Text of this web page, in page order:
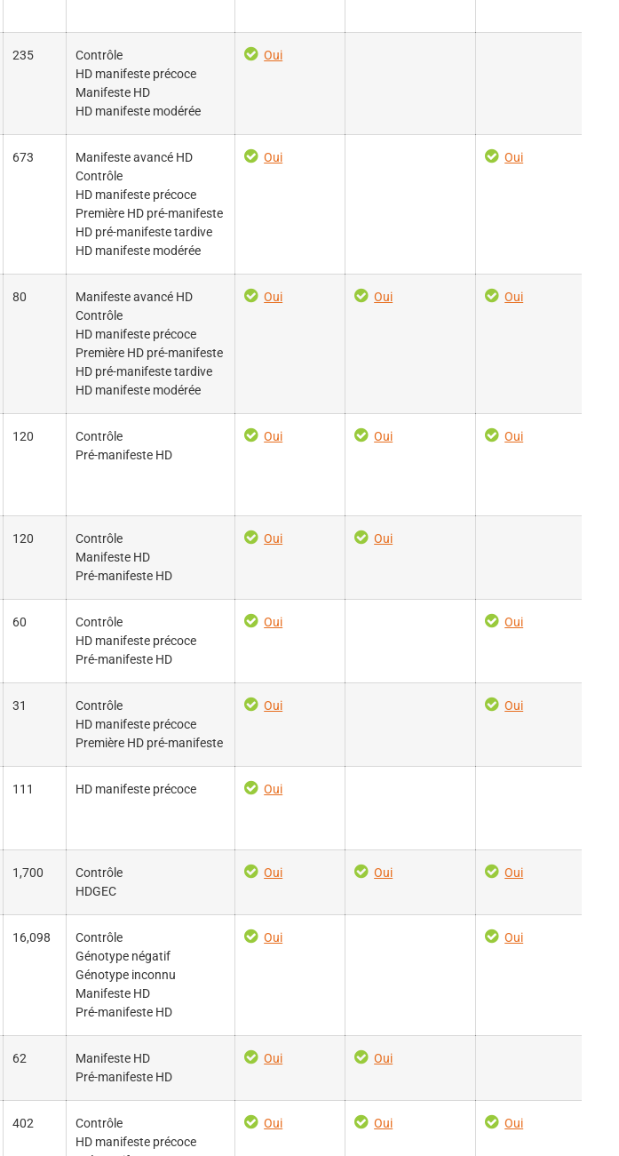
235
Contrôle
HD manifeste précoce
Manifeste HD
HD manifeste modérée
Oui
673
Manifeste avancé HD
Contrôle
HD manifeste précoce
Première HD pré-manifeste
HD pré-manifeste tardive
HD manifeste modérée
Oui Oui
80
Manifeste avancé HD
Contrôle
HD manifeste précoce
Première HD pré-manifeste
HD pré-manifeste tardive
HD manifeste modérée
Oui Oui Oui
120
Contrôle
Pré-manifeste HD
Oui Oui Oui
120
Contrôle
Manifeste HD
Pré-manifeste HD
Oui Oui
60
Contrôle
HD manifeste précoce
Pré-manifeste HD
Oui Oui
31
Contrôle
HD manifeste précoce
Première HD pré-manifeste
Oui Oui
111 HD manifeste précoce Oui
1,700
Contrôle
HDGEC
Oui Oui Oui
16,098
Contrôle
Génotype négatif
Génotype inconnu
Manifeste HD
Pré-manifeste HD
Oui Oui
62
Manifeste HD
Pré-manifeste HD
Oui Oui
402
Contrôle
HD manifeste précoce
Oui Oui Oui